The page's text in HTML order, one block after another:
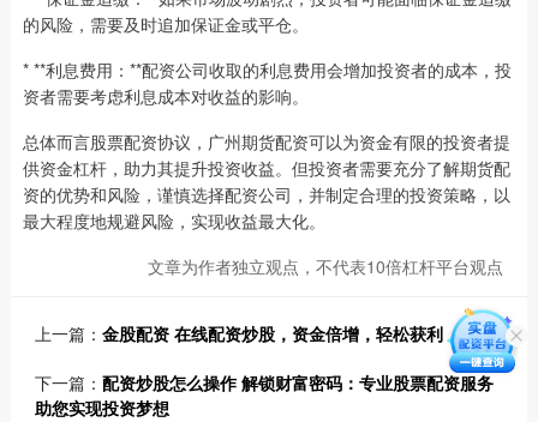
的风险，需要及时追加保证金或平仓。
* **利息费用：**配资公司收取的利息费用会增加投资者的成本，投
资者需要考虑利息成本对收益的影响。
总体而言股票配资协议，广州期货配资可以为资金有限的投资者提
供资金杠杆，助力其提升投资收益。但投资者需要充分了解期货配
资的优势和风险，谨慎选择配资公司，并制定合理的投资策略，以
最大程度地规避风险，实现收益最大化。
文章为作者独立观点，不代表10倍杠杆平台观点
上一篇： 金股配资 在线配资炒股，资金倍增，轻松获利
下一篇： 配资炒股怎么操作 解锁财富密码：专业股票配资服务
助您实现投资梦想